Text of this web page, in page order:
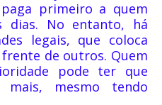
primeiro a quem
dias. No entanto, há
legais, que coloca
de outros. Quem
pode ter que
mesmo tendo